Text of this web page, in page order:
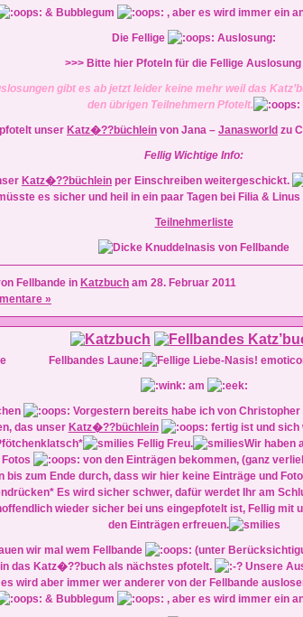
& Bubblegum
, aber es wird immer ein
Die Fellige
Auslosung:
>>> Bitte hier Pfoteln für die Fellige Auslosung
gibt es ab jetzt leider keine mehr weil das
den übrigen Teilnehmern Pfotelt.
unser Katz�??büchlein von Jana – Janasworld zu
Fellig Wichtige Info:
Katz�??büchlein per Einschreiben weitergeschickt.
es sicher und heil in ein paar Tagen bei Filia &
Teilnehmerliste
Fellbande in Katzbuch am 28. Februar 2011
»
Fellbandes Laune:
am
Vorgestern bereits habe ich von
das unser Katz�??büchlein
fertig ist und sich
Fellig Freu.
Wir haben
von den Einträgen bekommen, (ganz
bis zum Ende durch, dass wir hier keine Einträge und
Es wird sicher schwer, dafür werdet Ihr am
wieder sicher bei uns eingepfotelt ist, Fellig mit
den Einträgen erfreuen.
wir mal wem Fellbande
(unter
das Katz�??buch als nächstes pfotelt.
Unsere
wird aber immer wer anderer von der Fellbande
& Bubblegum
, aber es wird immer ein